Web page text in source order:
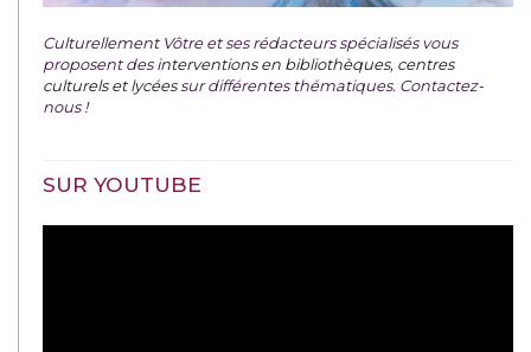
Culturellement Vôtre et ses rédacteurs spécialisés vous
proposent desinterventions en bibliothèques, centres
culturels et lycéessur différentes thématiques. Contactez-
nous !
SUR YOUTUBE